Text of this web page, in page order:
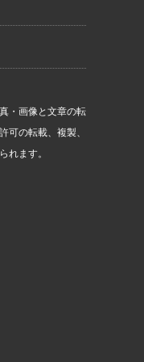
・画像と文章の転
可の転載、複製、
れます。